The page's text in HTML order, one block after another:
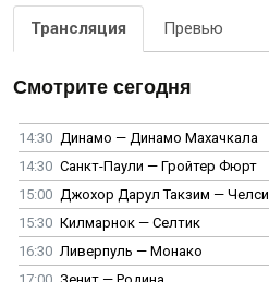
Трансляция Превью
Смотрите сегодня
14:30 Динамо — Динамо Махачкала
14:30 Санкт-Паули — Гройтер Фюрт
15:00 Джохор Дарул Такзим — Челси
15:30 Килмарнок — Селтик
16:30 Ливерпуль — Монако